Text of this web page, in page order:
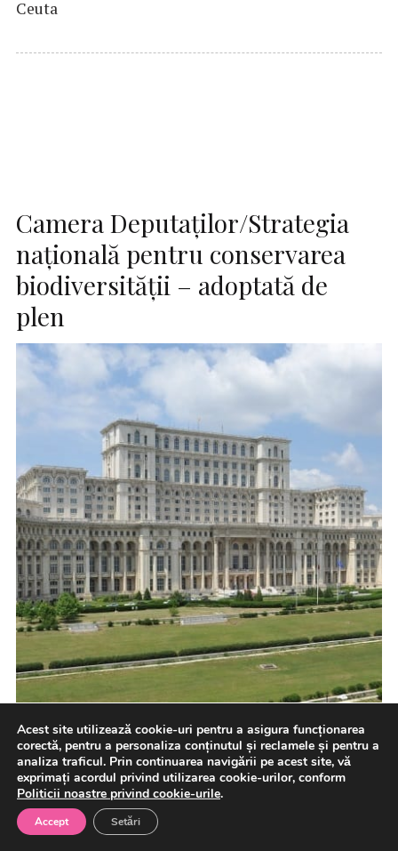
Ceuta
Camera Deputaţilor/Strategia
naţională pentru conservarea
biodiversităţii – adoptată de
plen
Plenul Camerei Deputaţilor a adoptat, miercuri,
proiectul de lege privind aprobarea Strategiei naţionale
Acest site utilizează cookie-uri pentru a asigura funcționarea
corectă, pentru a personaliza conținutul și reclamele și pentru a
analiza traficul. Prin continuarea navigării pe acest site, vă
exprimați acordul privind utilizarea cookie-urilor, conform
Politicii noastre privind cookie-urile.
Accept Setări